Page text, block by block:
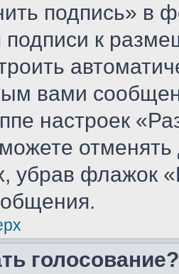
подпись» в
подписи к
вами
настроек
убрав флажок
голосование?